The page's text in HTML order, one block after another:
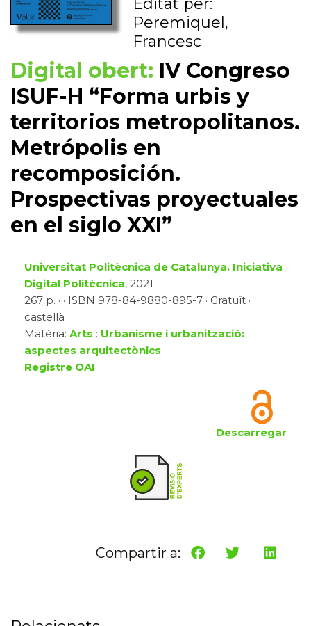
Editat per:
Peremiquel,
Francesc
Digital obert: IV Congreso
ISUF-H “Forma urbis y
territorios metropolitanos.
Metrópolis en
recomposición.
Prospectivas proyectuales
en el siglo XXI”
Universitat Politècnica de Catalunya. Iniciativa
Digital Politècnica, 2021
267 p. · · ISBN 978-84-9880-895-7 · Gratuït ·
castellà
Matèria: Arts : Urbanisme i urbanització:
aspectes arquitectònics
Registre OAI
Descarregar
Compartir a: